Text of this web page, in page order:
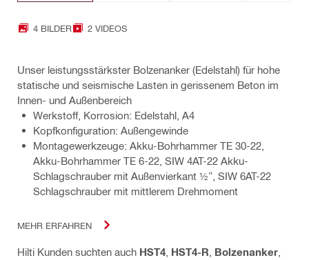
4 BILDER 2 VIDEOS
Unser leistungsstärkster Bolzenanker (Edelstahl) für hohe
statische und seismische Lasten in gerissenem Beton im
Innen- und Außenbereich
Werkstoff, Korrosion: Edelstahl, A4
Kopfkonfiguration: Außengewinde
Montagewerkzeuge: Akku-Bohrhammer TE 30-22,
Akku-Bohrhammer TE 6-22, SIW 4AT-22 Akku-
Schlagschrauber mit Außenvierkant ½”, SIW 6AT-22
Schlagschrauber mit mittlerem Drehmoment
MEHR ERFAHREN
Hilti Kunden suchten auch HST4, HST4-R Bolzenanker